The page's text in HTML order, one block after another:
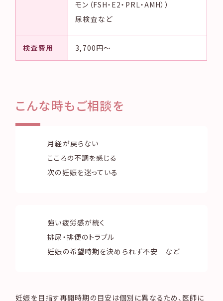
モン（FSH・E2・PRL・AMH））
尿検査など
検査費用 3,700円〜
こんな時もご相談を
月経が戻らない
こころの不調を感じる
次の妊娠を迷っている
強い疲労感が続く
排尿・排便のトラブル
妊娠の希望時期を決められず不安 など
妊娠を目指す再開時期の目安は個別に異なるため、医師に